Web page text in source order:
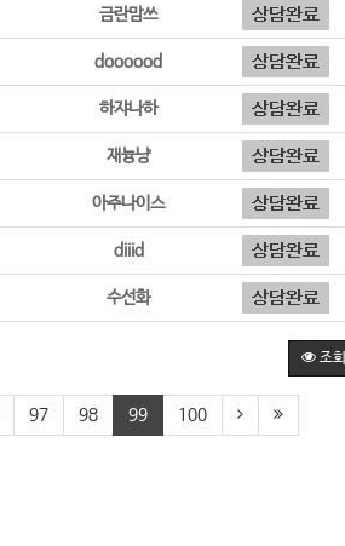
금란맘쓰
doooood
하쟈나하
재늉냥
아주나이스
diiid
수선화
조
97 98 99 100